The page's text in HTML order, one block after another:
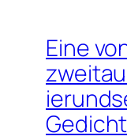
Eine
Gedicht